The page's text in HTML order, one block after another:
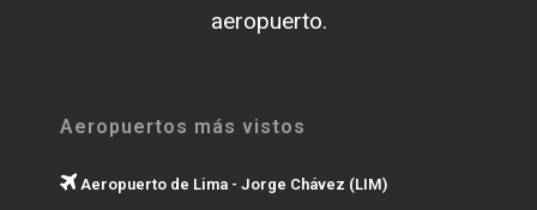
aeropuerto.
Aeropuertos más vistos
Aeropuerto de Lima - Jorge Chávez (LIM)